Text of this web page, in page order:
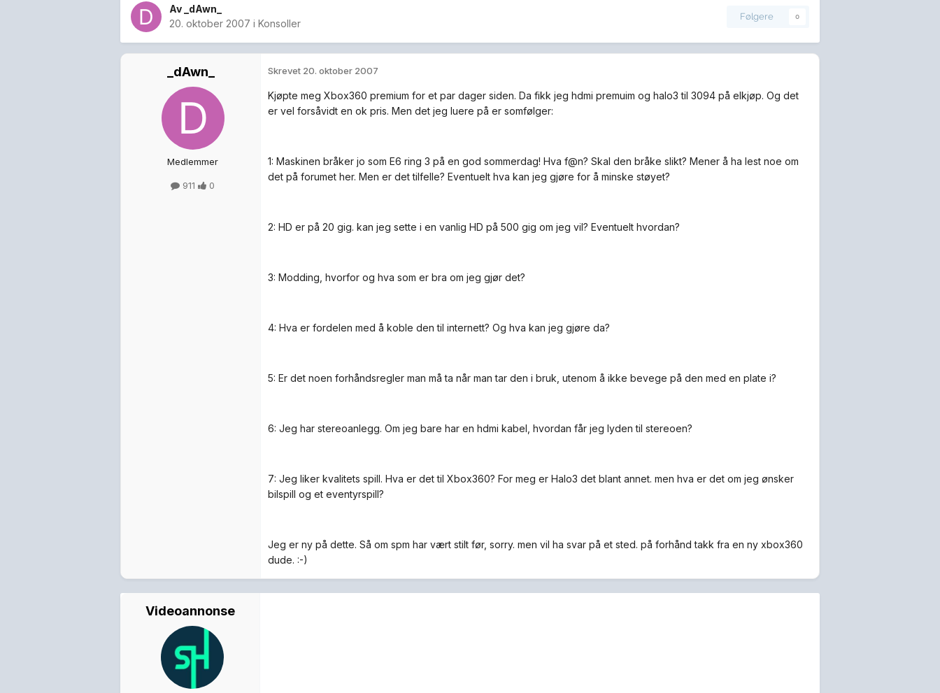
Av
_dAwn_
20. oktober 2007 i Konsoller
Følgere 0
_dAwn_
Medlemmer
911 0
Skrevet 20. oktober 2007
Kjøpte meg Xbox360 premium for et par dager siden. Da fikk jeg hdmi premuim og halo3 til 3094 på elkjøp. Og det
er vel forsåvidt en ok pris. Men det jeg luere på er somfølger:
1: Maskinen bråker jo som E6 ring 3 på en god sommerdag! Hva f@n? Skal den bråke slikt? Mener å ha lest noe om
det på forumet her. Men er det tilfelle? Eventuelt hva kan jeg gjøre for å minske støyet?
2: HD er på 20 gig. kan jeg sette i en vanlig HD på 500 gig om jeg vil? Eventuelt hvordan?
3: Modding, hvorfor og hva som er bra om jeg gjør det?
4: Hva er fordelen med å koble den til internett? Og hva kan jeg gjøre da?
5: Er det noen forhåndsregler man må ta når man tar den i bruk, utenom å ikke bevege på den med en plate i?
6: Jeg har stereoanlegg. Om jeg bare har en hdmi kabel, hvordan får jeg lyden til stereoen?
7: Jeg liker kvalitets spill. Hva er det til Xbox360? For meg er Halo3 det blant annet. men hva er det om jeg ønsker
bilspill og et eventyrspill?
Jeg er ny på dette. Så om spm har vært stilt før, sorry. men vil ha svar på et sted. på forhånd takk fra en ny xbox360
dude. :-)
Videoannonse